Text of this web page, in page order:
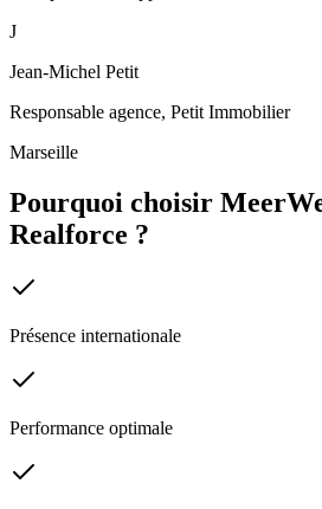
J
Jean-Michel Petit
Responsable agence, Petit Immobilier
Marseille
Pourquoi choisir
Realforce ?
Présence internationale
Performance optimale